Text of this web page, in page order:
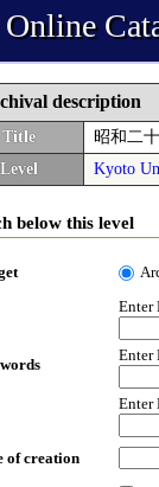
description
Title
昭和二
Level
Kyoto
below this level
Enter
Enter
Enter
of creation